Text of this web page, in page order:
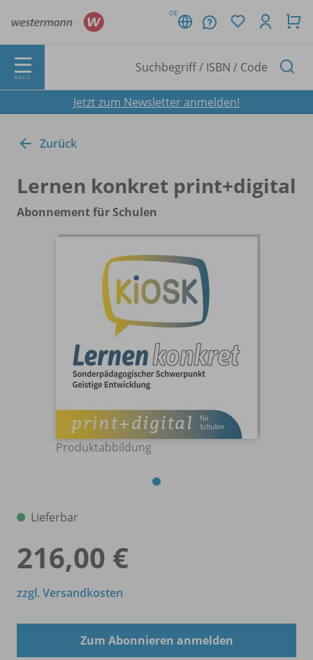
DE
MENÜ
Jetzt zum Newsletter anmelden!
Zurück
Lernen konkret print+digital
Abonnement für Schulen
Produktabbildung
Lieferbar
216,00 €
zzgl. Versandkosten
Zum Abonnieren anmelden